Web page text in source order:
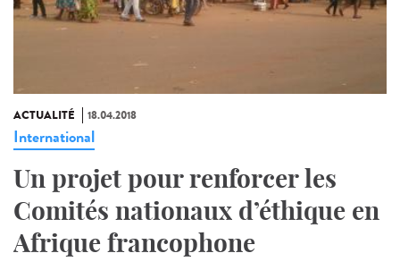
ACTUALITÉ 18.04.2018
International
Un projet pour renforcer les
Comités nationaux d’éthique en
Afrique francophone